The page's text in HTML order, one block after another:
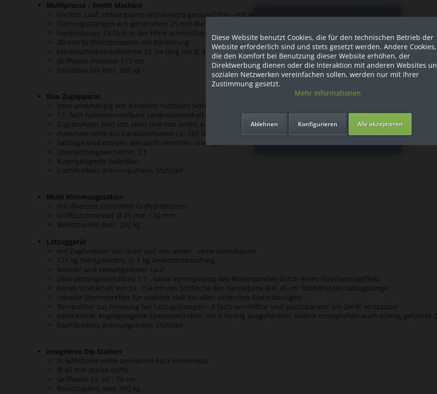
Multipresse - Smith Machine
leichter Lauf, reibungsarm und nahezu geräuschfrei - mit wartungsfreien Spezialgleitbuchsen
Führungsstangen aus gehärtetem 25 mm Rundstahl
Hantelstange 13-fach in der Höhe arretierbar
30 mm Griffdurchmesser mit Rändelung
Hantelscheibenaufnahme 33 cm lang mit Ø 30 mm Durchmesser - optional auf Ø 50 mm aufrüstbar mittels Adapter
Griffweite maximal 113 cm
belastbar bis max. 200 kg
Duo Zugapparat
zwei unabhängig von einander nutzbare Seilzugapparate
17- fach höhenverstellbare Lenkrolleneinheiten mit Polyamidgleitleisten für leichtgängige Verstellbarkeit - inklusive
Zugübungen sind von oben und von unten ausführbar
maximale Höhe bis Karabinerhaken ca. 185 cm
Seilzüge sind einzeln, wie auch simultan, uneingeschränkt nutzbar
Übersetzungsverhältnis 2:1
Kugelgelagerte Seilrollen
hochflexibles dehnungsfreies Stahlseil
Multi Klimmzugstation
mit diversen sinnvollen Griffvariationen
Griffdurchmesser Ø 25 mm / 30 mm
Belastbarkeit max. 200 kg
Latzuggerät
mit Zugfunktion von oben und von unten - ohne umzubauen
125 kg Steckgewichte in 5 kg Gewichtsabstufung
leichter und reibungsarmer Lauf
Übersetzungsverhältnis 1:1 - keine Verringerung des Widerstandes durch einen Flaschenzugeffekt
hohes Streckmaß von ca. 154 cm von Sitzfläche der Hantelbank (bei 45 cm Sitzhöhe) bis Latzugstange
robuste Stemmbretter für stabilen Halt bei allen sitzenden Ruderübungen
Beinpolster zur Fixierung bei Latzugübungen - 4-fach verstellbar und platzsparend am Gerät verstaubar
extra breite, kugelgelagerte Spezialseilrollen mit V-förmig ausgeformter Seilnut ermöglichen auch schräg geführte
hochflexibles dehnungsfreies Stahlseil
integrierte Dip Station
in wählbarer Höhe am Hantel Rack einklinkbar
Ø 45 mm starke Griffe
Griffweite ca. 60 - 70 cm
Belastbarkeit max. 160 kg
Diese Website benutzt Cookies, die für den technischen Betrieb der
Website erforderlich sind und stets gesetzt werden. Andere Cookies,
die den Komfort bei Benutzung dieser Website erhöhen, der
Direktwerbung dienen oder die Interaktion mit anderen Websites
sozialen Netzwerken vereinfachen sollen, werden nur mit Ihrer
Zustimmung gesetzt.
Mehr Informationen
Ablehnen Alle akzeptieren
Konfigurieren
Sind Sie als Firma hier?
Dies ist ein Händler Shop, Preise
werden in NETTO ausgespielt!
Ja ich bin eine Firma